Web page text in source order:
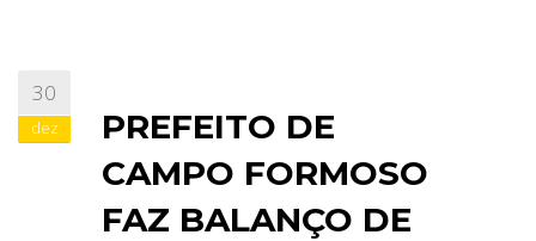
30
dez
PREFEITO DE
CAMPO FORMOSO
FAZ BALANÇO DE